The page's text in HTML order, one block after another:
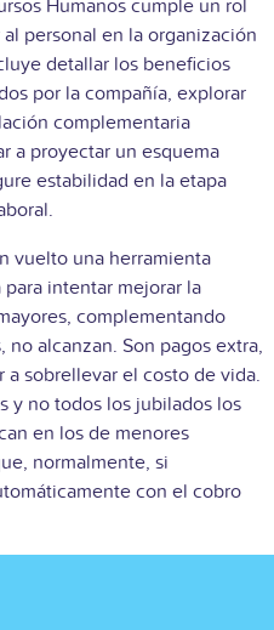
Humanos cumple un rol
personal en la organización
detallar los beneficios
por la compañía, explorar
complementaria
a proyectar un esquema
estabilidad en la etapa
vuelto una herramienta
intentar mejorar la
complementando
no alcanzan. Son pagos extra,
a sobrellevar el costo de vida.
y no todos los jubilados los
en los de menores
normalmente, si
con el cobro